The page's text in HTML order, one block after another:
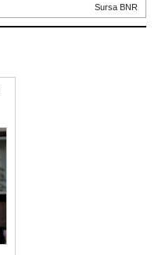
Sursa BNR